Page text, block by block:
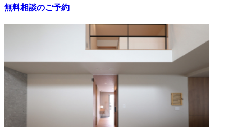
無料相談のご予約